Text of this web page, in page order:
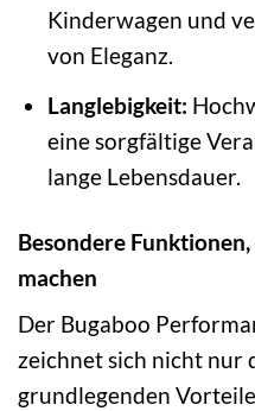
Kinderwagen und
von Eleganz.
Langlebigkeit:
eine sorgfältige
lange Lebensdauer.
Besondere
machen
Der Bugaboo
zeichnet sich nicht nur
grundlegenden